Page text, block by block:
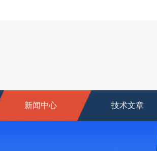
新闻中心 技术文章